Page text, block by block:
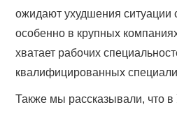
ожидают ухудшения ситуации
особенно в крупных
хватает рабочих
квалифицированных
Также мы рассказывали, что в